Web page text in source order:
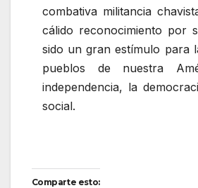
combativa militancia
cálido reconocimiento por
sido un gran estímulo para
pueblos de nuestra
independencia, la
social.
Comparte esto: